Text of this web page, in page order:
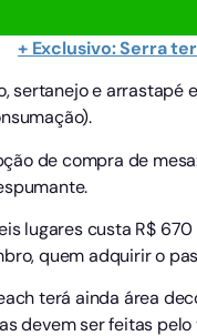
+ Exclusivo: Serra
sertanejo e arrastapé
de compra de
lugares custa R$
quem adquirir o
terá ainda área
devem ser feitas